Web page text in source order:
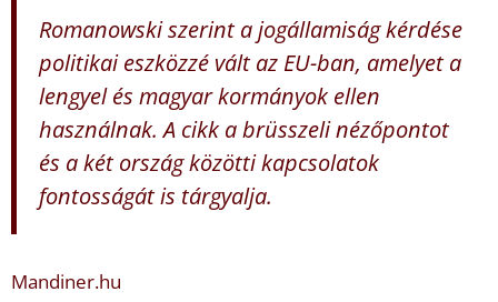
Romanowski szerint a jogállamiság kérdése
politikai eszközzé vált az EU-ban, amelyet a
lengyel és magyar kormányok ellen
használnak. A cikk a brüsszeli nézőpontot
és a két ország közötti kapcsolatok
fontosságát is tárgyalja.
Mandiner.hu